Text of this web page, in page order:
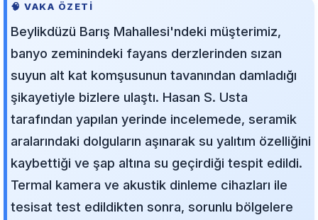
🧠 VAKA ÖZETI
Beylikdüzü Barış Mahallesi'ndeki müşterimiz,
banyo zeminindeki fayans derzlerinden sızan
suyun alt kat komşusunun tavanından damladığı
şikayetiyle bizlere ulaştı. Hasan S. Usta
tarafından yapılan yerinde incelemede, seramik
aralarındaki dolguların aşınarak su yalıtım özelliğini
kaybettiği ve şap altına su geçirdiği tespit edildi.
Termal kamera ve akustik dinleme cihazları ile
tesisat test edildikten sonra, sorunlu bölgelere